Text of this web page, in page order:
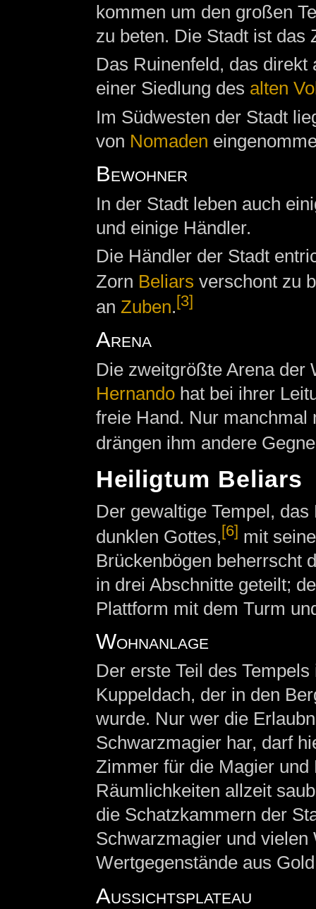
kommen um den großen
zu beten. Die Stadt ist das
Das Ruinenfeld, das
einer Siedlung des alten
Im Südwesten der Stadt
von Nomaden
Bewohner
In der Stadt leben auch
und einige Händler.
Die Händler der Stadt
Zorn Beliars verschont zu
an Zuben.[3]
Arena
Die zweitgrößte Arena der
Hernandohat bei ihrer
freie Hand. Nur
drängen ihm andere
Heiligtum Beliars
Der gewaltige Tempel,
dunklen Gottes,[6] mit
Brückenbögen beherrscht
in drei Abschnitte geteilt;
Plattform mit dem Turm
Wohnanlage
Der erste Teil des
Kuppeldach, der in den
wurde. Nur wer die
Schwarzmagier har, darf
Zimmer für die Magier und
Räumlichkeiten allzeit
die Schatzkammern der
Schwarzmagier und
Wertgegenstände aus
Aussichtsplateau